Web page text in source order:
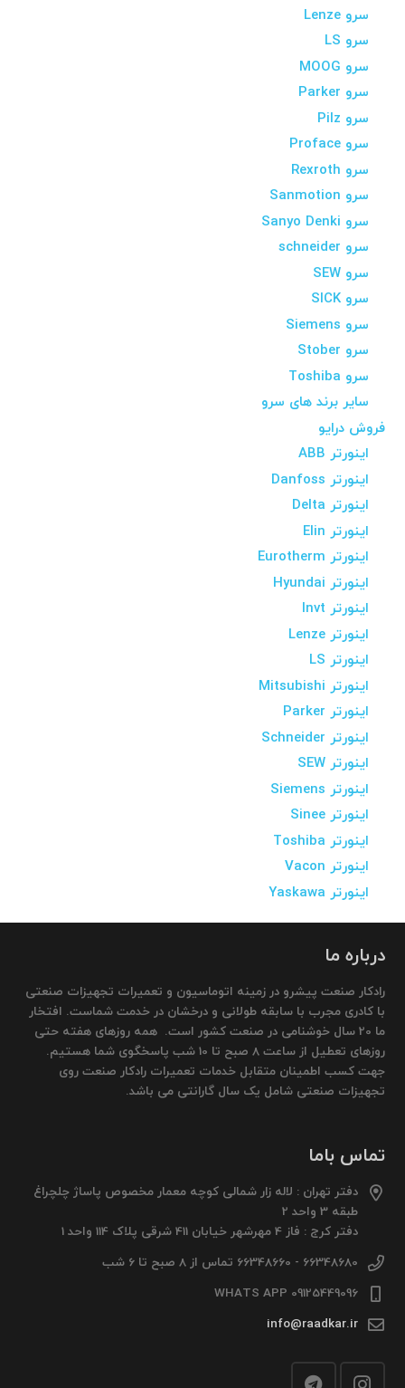
سرو Lenze
سرو LS
سرو MOOG
سرو Parker
سرو Pilz
سرو Proface
سرو Rexroth
سرو Sanmotion
سرو Sanyo Denki
سرو schneider
سرو SEW
سرو SICK
سرو Siemens
سرو Stober
سرو Toshiba
سایر برند های سرو
فروش درایو
اینورتر ABB
اینورتر Danfoss
اینورتر Delta
اینورتر Elin
اینورتر Eurotherm
اینورتر Hyundai
اینورتر Invt
اینورتر Lenze
اینورتر LS
اینورتر Mitsubishi
اینورتر Parker
اینورتر Schneider
اینورتر SEW
اینورتر Siemens
اینورتر Sinee
اینورتر Toshiba
اینورتر Vacon
اینورتر Yaskawa
درباره ما
رادکار صنعت پیشرو در زمینه اتوماسیون و تعمیرات تجهیزات صنعتی
با کادری مجرب با سابقه طولانی و درخشان در خدمت شماست. افتخار
ما 20 سال خوشنامی در صنعت کشور است. همه روزهای هفته حتی
روزهای تعطیل از ساعت 8 صبح تا 10 شب پاسخگوی شما هستیم.
جهت کسب اطمینان متقابل خدمات تعمیرات رادکار صنعت روی
تجهیزات صنعتی شامل یک سال گارانتی می باشد.
تماس باما
دفتر تهران : لاله زار شمالی کوچه معمار مخصوص پاساژ چلچراغ
طبقه 3 واحد 2
دفتر کرج : فاز 4 مهرشهر خیابان 411 شرقی پلاک 114 واحد 1
66348680 - 66348660 تماس از 8 صبح تا 6 شب
09125449096 WHATS APP
info@raadkar.ir